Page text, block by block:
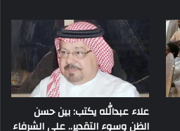
علاء عبدالله يكتب: بين حسن
الظن وسوء التقدير.. علي الشرفاء